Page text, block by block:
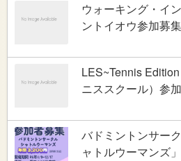
ウォーキング・イ
ントイオウ参加募
LES~Tennis
ニススクール）参
バドミントンサー
ャトルウーマンズ